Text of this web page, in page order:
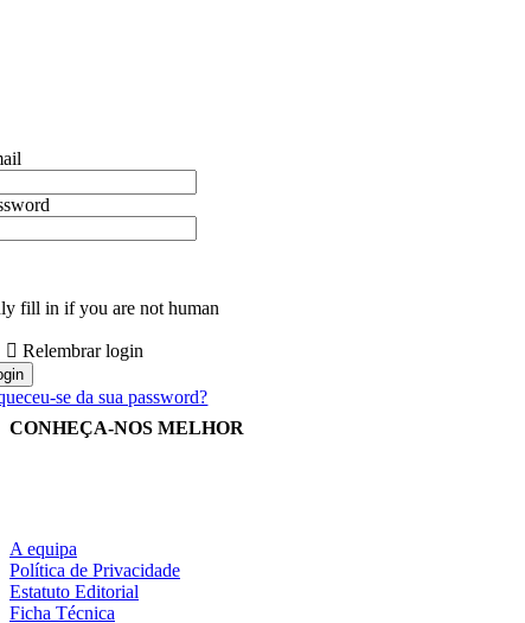
fill in if you are not human
Relembrar login
se da sua password?
CONHEÇA-NOS MELHOR
A equipa
Política de Privacidade
Estatuto Editorial
Ficha Técnica